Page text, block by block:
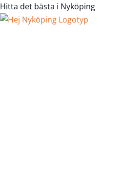
Hitta det bästa i Nyköping